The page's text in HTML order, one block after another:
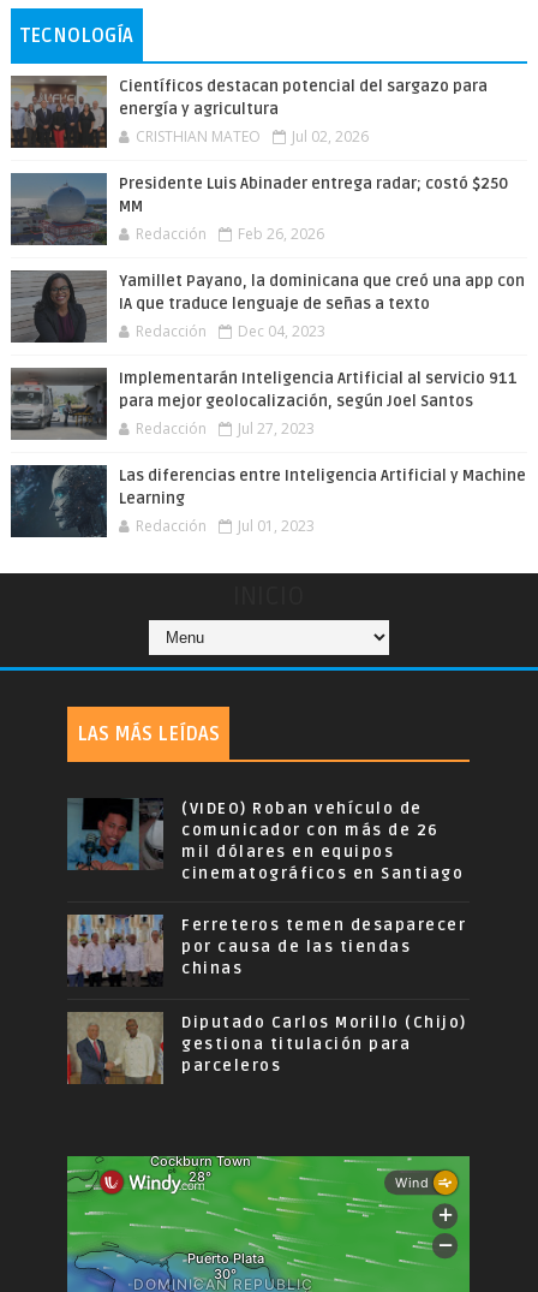
TECNOLOGÍA
Científicos destacan potencial del sargazo para
energía y agricultura
CRISTHIAN MATEO Jul 02, 2026
Presidente Luis Abinader entrega radar; costó $250
MM
Redacción Feb 26, 2026
Yamillet Payano, la dominicana que creó una app con
IA que traduce lenguaje de señas a texto
Redacción Dec 04, 2023
Implementarán Inteligencia Artificial al servicio 911
para mejor geolocalización, según Joel Santos
Redacción Jul 27, 2023
Las diferencias entre Inteligencia Artificial y Machine
Learning
Redacción Jul 01, 2023
LAS MÁS LEÍDAS
(VIDEO) Roban vehículo de
comunicador con más de 26
mil dólares en equipos
cinematográficos en Santiago
Ferreteros temen desaparecer
por causa de las tiendas
chinas
Diputado Carlos Morillo (Chijo)
gestiona titulación para
parceleros